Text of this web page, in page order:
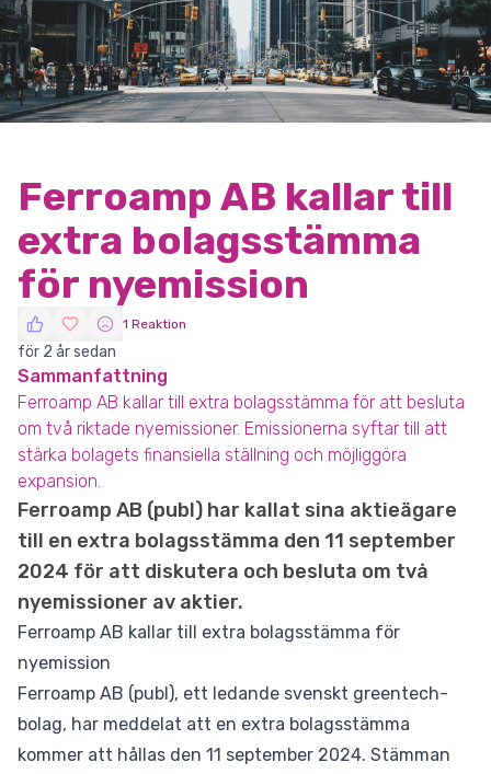
Ferroamp AB kallar till
extra bolagsstämma
för nyemission
1 Reaktion
för 2 år sedan
Sammanfattning
Ferroamp AB kallar till extra bolagsstämma för att besluta
om två riktade nyemissioner. Emissionerna syftar till att
stärka bolagets finansiella ställning och möjliggöra
expansion.
Ferroamp AB (publ) har kallat sina aktieägare
till en extra bolagsstämma den 11 september
2024 för att diskutera och besluta om två
nyemissioner av aktier.
Ferroamp AB kallar till extra bolagsstämma för
nyemission
Ferroamp AB (publ), ett ledande svenskt greentech-
bolag, har meddelat att en extra bolagsstämma
kommer att hållas den 11 september 2024. Stämman